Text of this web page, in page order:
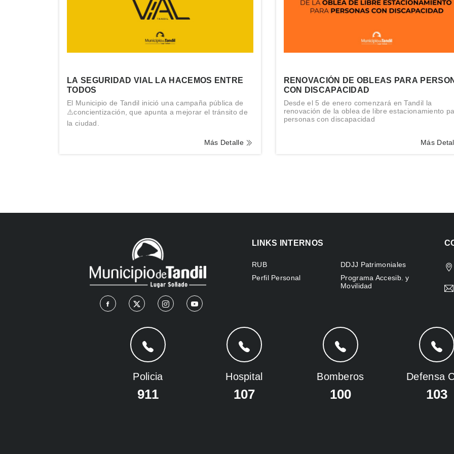
LA SEGURIDAD VIAL LA HACEMOS ENTRE
TODOS
El Municipio de Tandil inició una campaña pública de
⚠️concientización, que apunta a mejorar el tránsito de
la ciudad.
Más Detalle
RENOVACIÓN DE OBLEAS PARA
CON DISCAPACIDAD
Desde el 5 de enero comenzará en Tandil la
renovación de la oblea de libre estacionamiento
personas con discapacidad
Más
LINKS INTERNOS
RUB
DDJJ Patrimoniales
Perfil Personal
Programa Accesib. y
Movilidad
Policia
911
Hospital
107
Bomberos
100
Defensa
103